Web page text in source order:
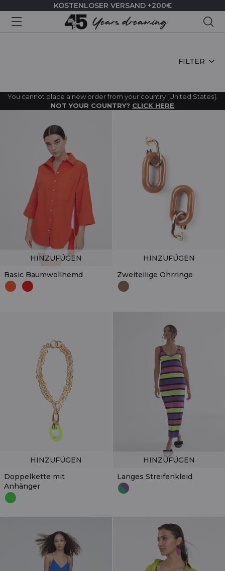
KOSTENLOSER VERSAND +200€
FILTER
You cannot place a new order from your country [United States].
NOT YOUR COUNTRY? CLICK HERE
Basic Baumwollhemd
HINZUFÜGEN
Zweiteilige Ohrringe
HINZUFÜGEN
Doppelkette mit
Anhänger
HINZUFÜGEN
Langes Streifenkleid
HINZUFÜGEN